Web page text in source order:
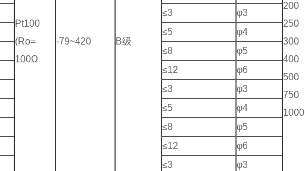
Pt100
(Ro=
100Ω
-79~420 B级
200
250
300
400
500
750
1000
≤3 φ3
≤5
φ4
≤8
φ5
≤12
φ6
≤3 φ3
≤5
φ4
≤8
φ5
≤12
φ6
≤3 φ3